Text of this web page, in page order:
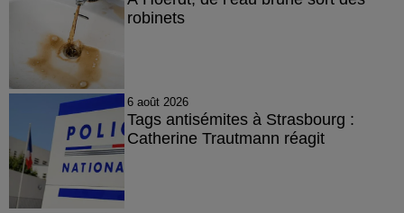
robinets
6 août 2026
Tags antisémites à Strasbourg :
Catherine Trautmann réagit